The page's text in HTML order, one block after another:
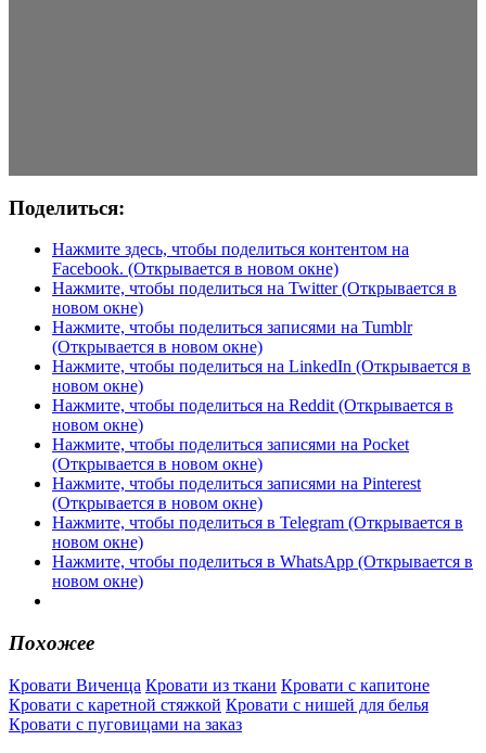
Поделиться:
Нажмите здесь, чтобы поделиться контентом на
Facebook. (Открывается в новом окне)
Нажмите, чтобы поделиться на Twitter (Открывается в
новом окне)
Нажмите, чтобы поделиться записями на Tumblr
(Открывается в новом окне)
Нажмите, чтобы поделиться на LinkedIn (Открывается в
новом окне)
Нажмите, чтобы поделиться на Reddit (Открывается в
новом окне)
Нажмите, чтобы поделиться записями на Pocket
(Открывается в новом окне)
Нажмите, чтобы поделиться записями на Pinterest
(Открывается в новом окне)
Нажмите, чтобы поделиться в Telegram (Открывается в
новом окне)
Нажмите, чтобы поделиться в WhatsApp (Открывается в
новом окне)
Похожее
Кровати Виченца Кровати из ткани Кровати с капитоне
Кровати с каретной стяжкой Кровати с нишей для белья
Кровати с пуговицами на заказ